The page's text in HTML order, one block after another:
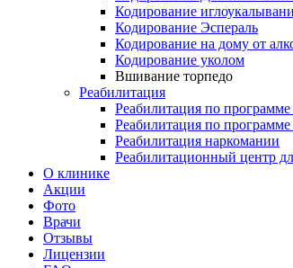
Кодирование
Кодирование Эспераль
Кодирование на дому от
Кодирование уколом
Вшивание торпедо
Реабилитация
Реабилитация по
Реабилитация по
Реабилитация наркомании
Реабилитационный центр
О клинике
Акции
Фото
Врачи
Отзывы
Лицензии